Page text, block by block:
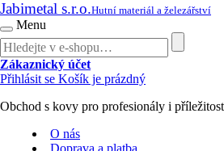
Jabimetal s.r.o.Hutní materiál a železářství
Menu
Zákaznický účet
Přihlásit se Košík je prázdný
Obchod s kovy pro profesionály i
O nás
Doprava a platba